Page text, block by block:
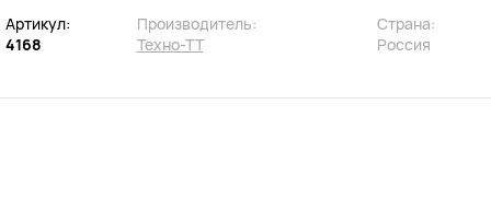
Артикул:
4168
Производитель:
Техно-ТТ
Страна:
Россия